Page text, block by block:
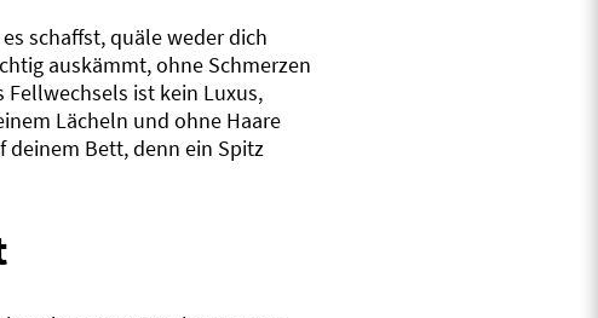
schaffst, quäle weder dich
auskämmt, ohne Schmerzen
ist kein Luxus,
Lächeln und ohne Haare
deinem Bett, denn ein Spitz